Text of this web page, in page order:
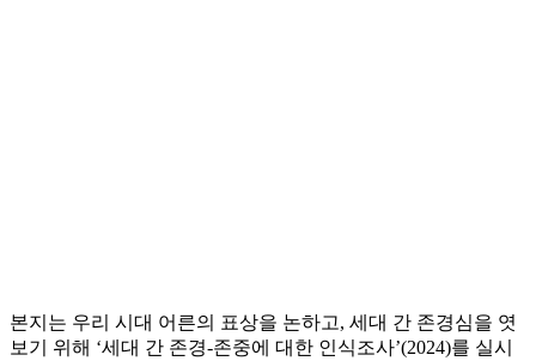
본지는 우리 시대 어른의 표상을 논하고, 세대 간 존경심을 엿
보기 위해 ‘세대 간 존경-존중에 대한 인식조사’(2024)를 실시